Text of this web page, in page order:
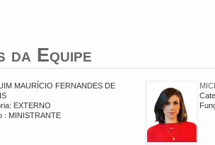
da Equipe
MAURÍCIO FERNANDES DE
EXTERNO
: MINISTRANTE